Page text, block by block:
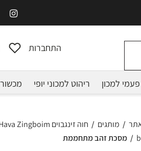
התחברות
למכון ריהוט למכוני יופי
/ מותגים / חוה זינגבוים Hava Zingboim
/ מסכת זהב מתחממת